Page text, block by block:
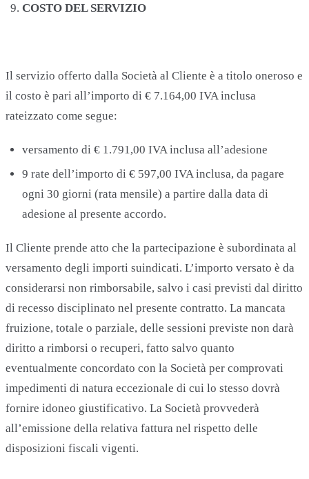
COSTO DEL SERVIZIO
Il servizio offerto dalla Società al Cliente è a titolo oneroso e
il costo è pari all’importo di € 7.164,00 IVA inclusa
rateizzato come segue:
versamento di € 1.791,00 IVA inclusa all’adesione
9 rate dell’importo di € 597,00 IVA inclusa, da pagare
ogni 30 giorni (rata mensile) a partire dalla data di
adesione al presente accordo.
Il Cliente prende atto che la partecipazione è subordinata al
versamento degli importi suindicati. L’importo versato è da
considerarsi non rimborsabile, salvo i casi previsti dal diritto
di recesso disciplinato nel presente contratto. La mancata
fruizione, totale o parziale, delle sessioni previste non darà
diritto a rimborsi o recuperi, fatto salvo quanto
eventualmente concordato con la Società per comprovati
impedimenti di natura eccezionale di cui lo stesso dovrà
fornire idoneo giustificativo. La Società provvederà
all’emissione della relativa fattura nel rispetto delle
disposizioni fiscali vigenti.